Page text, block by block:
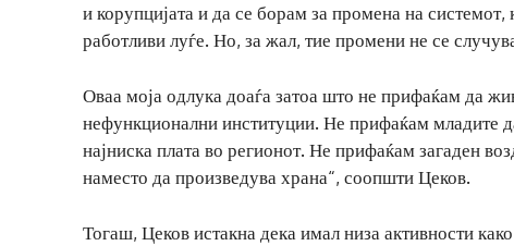
и корупцијата и да се борам за промена на
работливи луѓе. Но, за жал, тие промени не се
Оваа моја одлука доаѓа затоа што не прифаќам да
нефункционални институции. Не прифаќам младите
најниска плата во регионот. Не прифаќам загаден
наместо да произведува храна“, соопшти Цеков.
Тогаш, Цеков истакна дека имал низа активности